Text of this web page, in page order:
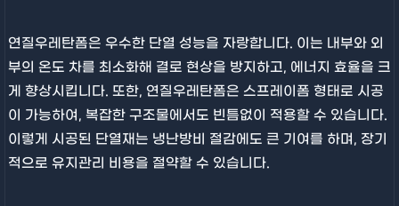
연질우레탄폼은 우수한 단열 성능을 자랑합니다. 이는 내부와 외
부의 온도 차를 최소화해 결로 현상을 방지하고, 에너지 효율을 크
게 향상시킵니다. 또한, 연질우레탄폼은 스프레이폼 형태로 시공
이 가능하여, 복잡한 구조물에서도 빈틈없이 적용할 수 있습니다.
이렇게 시공된 단열재는 냉난방비 절감에도 큰 기여를 하며, 장기
적으로 유지관리 비용을 절약할 수 있습니다.